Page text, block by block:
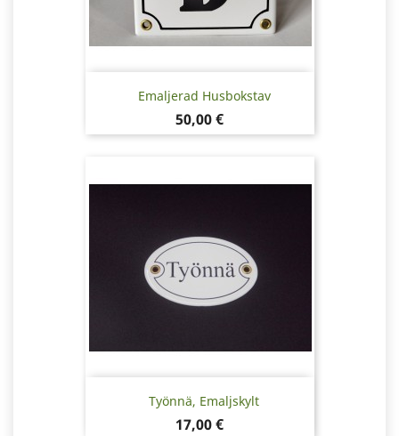
Emaljerad Husbokstav
Pris
50,00 €
Työnnä, Emaljskylt
Pris
17,00 €